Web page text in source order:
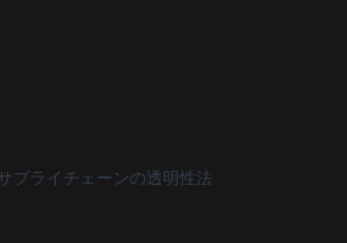
プライチェーンの透明性法